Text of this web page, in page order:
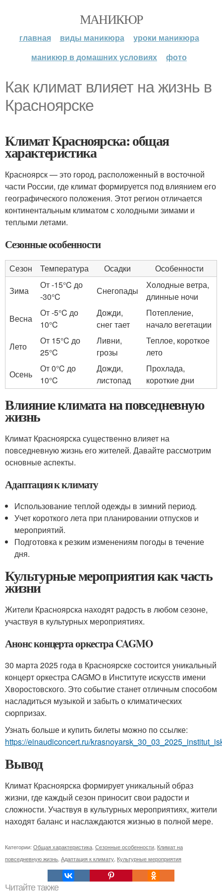
МАНИКЮР
главная виды маникюра
уроки маникюра
маникюр в домашних условиях
фото
Как климат влияет на жизнь в
Красноярске
Климат Красноярска: общая
характеристика
Красноярск — это город, расположенный в восточной
части России, где климат формируется под влиянием его
географического положения. Этот регион отличается
континентальным климатом с холодными зимами и
теплыми летами.
Сезонные особенности
Сезон Температура Осадки
Особенности
Зима
От -15°C до
-30°C
Снегопады
Холодные ветра,
длинные ночи
Весна
От -5°C до
10°C
Дожди,
снег тает
Потепление,
начало вегетации
Лето
От 15°C до
25°C
Ливни,
грозы
Теплое, короткое
лето
Осень
От 0°C до
10°C
Дожди,
листопад
Прохлада,
короткие дни
Влияние климата на повседневную
жизнь
Климат Красноярска существенно влияет на
повседневную жизнь его жителей. Давайте рассмотрим
основные аспекты.
Адаптация к климату
Использование теплой одежды в зимний период.
Учет короткого лета при планировании отпусков и
мероприятий.
Подготовка к резким изменениям погоды в течение
дня.
Культурные мероприятия как часть
жизни
Жители Красноярска находят радость в любом сезоне,
участвуя в культурных мероприятиях.
Анонс концерта оркестра CAGMO
30 марта 2025 года в Красноярске состоится уникальный
концерт оркестра CAGMO в Институте искусств имени
Хворостовского. Это событие станет отличным способом
насладиться музыкой и забыть о климатических
сюрпризах.
Узнать больше и купить билеты можно по ссылке:
https://einaudiconcert.ru/
Вывод
Климат Красноярска формирует уникальный образ
жизни, где каждый сезон приносит свои радости и
сложности. Участвуя в культурных мероприятиях, жители
находят баланс и наслаждаются жизнью в полной мере.
Категории: Общая характеристика Сезонные особенности Климат на
повседневную жизнь Адаптация к климату Культурные мероприятия
Читайте также